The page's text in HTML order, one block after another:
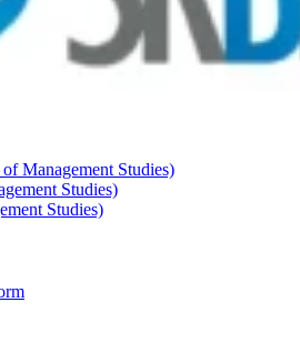
Management Studies)
Studies)
Studies)